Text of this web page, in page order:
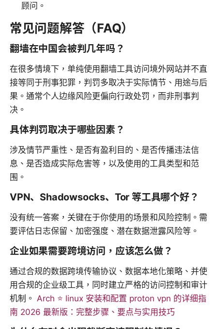
顾问。
常见问题解答（FAQ）
翻墙在中国会被判几年吗？
在很多情境下，单纯使用翻墙工具访问境外网站并不直
接等同于刑事犯罪，判罚多取决于实际情节、用途与后
果。通常个人边缘风险更偏向行政处罚，而非刑事判
决。
具体判罚取决于哪些因素？
涉及情节严重性、是否有盈利目的、是否传播违法信
息、是否造成实际危害等，以及使用的工具类型和范
围。
VPN、Shadowsocks、Tor 等工具哪个好？
没有统一答案，关键在于你使用的场景和风险控制。需
要评估日志保留、加密强度、潜在数据泄露风险等。
企业如果需要跨境访问，应该怎么做？
通过合规的数据跨境传输协议、数据本地化策略、并使
用合规的企业级工具，同时建立严格的访问控制和审计
机制。 Arch ⭐ linux 安装和配置 proton vpn 的详细指
南 2026 最新版：完整步骤、要点与实用技巧